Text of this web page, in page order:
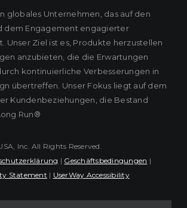
globales Unternehmen, das auf den
dem Engagement engagierter
Unser Ziel ist es, Produkte herzustellen
anzubieten, die die Erwartungen
kontinuierliche Verbesserungen in
übertreffen. Unser Fokus liegt auf dem
Kundenbeziehungen, die Bestand
Run®
Inc. All Rights Reserved.
| Geschäftsbedingungen |
Statement | UserWay Accessibility